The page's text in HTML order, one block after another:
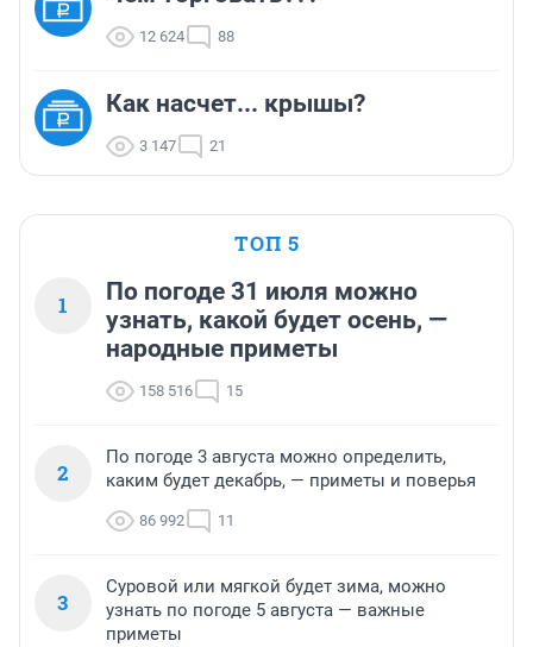
12 624 88
Как насчет... крышы?
3 147 21
ТОП 5
1
По погоде 31 июля можно
узнать, какой будет осень, —
народные приметы
158 516 15
2
По погоде 3 августа можно определить,
каким будет декабрь, — приметы и поверья
86 992 11
3
Суровой или мягкой будет зима, можно
узнать по погоде 5 августа — важные
приметы